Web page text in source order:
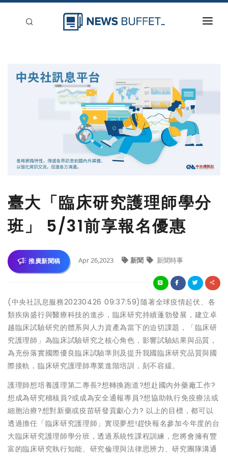
臺大「臨床研究護理師學分
班」 5/31前享報名優惠
推廣新聞稿 Apr 26,2023 新聞 新聞時事
(中央社訊息服務20230426 09:37:59)隨著全球疫情起伏、各
類疾病盛行與醫療科技的進步，臨床研究持續蓬勃發展，建立卓
越臨床試驗研究的體系與人力資產為當下的迫切課題，「臨床研
究護理師」為臨床試驗研究之核心角色，影響試驗結果與品質，
為充份落實國際優良臨床試驗準則及提升我國臨床研究品質與國
際接軌，臨床研究護理師專業進階培訓，刻不容緩。
護理師想培養護理第二專長?想轉換跑道?想赴國內外藥廠工作?
想成為研究稽核員?或成為安全通報專員?想協助執行免疫療法或
細胞治療?想對新藥或疫苗研發貢獻心力? 以上的目標，都可以
透過擔任「臨床研究護理師」實現夢想!趕快報名參加今年度的台
大臨床研究護理師學分班，透過系統性課程訓練，您將會擁有豐
富的臨床研究執行知能、研究倫理與法律思辨力、研究團隊溝通